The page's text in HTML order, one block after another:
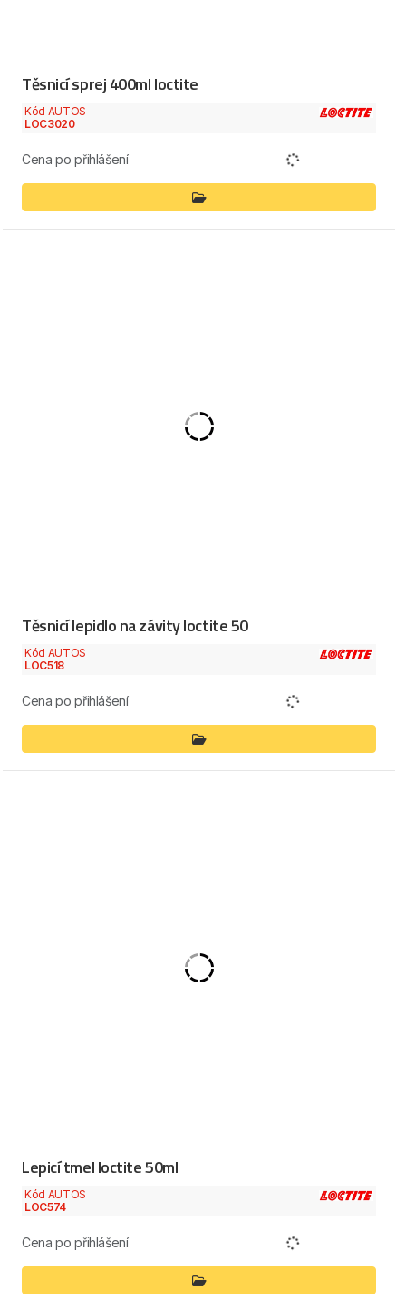
Těsnicí sprej 400ml loctite
Kód AUTOS
LOC3020
Cena po přihlášení
Těsnicí lepidlo na závity loctite 50
Kód AUTOS
LOC518
Cena po přihlášení
Lepicí tmel loctite 50ml
Kód AUTOS
LOC574
Cena po přihlášení